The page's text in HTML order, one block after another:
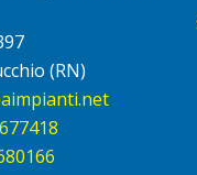
(RN)